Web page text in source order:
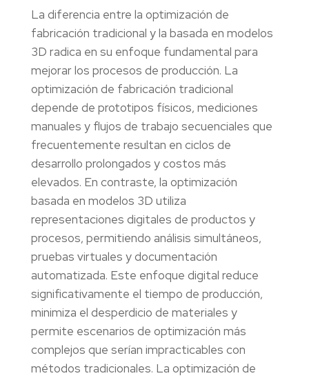
La diferencia entre la optimización de
fabricación tradicional y la basada en modelos
3D radica en su enfoque fundamental para
mejorar los procesos de producción. La
optimización de fabricación tradicional
depende de prototipos físicos, mediciones
manuales y flujos de trabajo secuenciales que
frecuentemente resultan en ciclos de
desarrollo prolongados y costos más
elevados. En contraste, la optimización
basada en modelos 3D utiliza
representaciones digitales de productos y
procesos, permitiendo análisis simultáneos,
pruebas virtuales y documentación
automatizada. Este enfoque digital reduce
significativamente el tiempo de producción,
minimiza el desperdicio de materiales y
permite escenarios de optimización más
complejos que serían impracticables con
métodos tradicionales. La optimización de